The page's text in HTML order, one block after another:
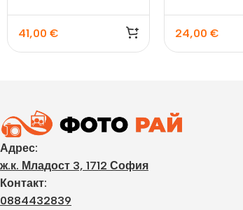
41,00 € 24,00 €
Адрес:
ж.к. Младост 3, 1712 София
Контакт:
0884432839